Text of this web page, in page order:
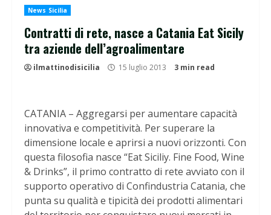
News Sicilia
Contratti di rete, nasce a Catania Eat Sicily
tra aziende dell’agroalimentare
ilmattinodisicilia 15 luglio 2013 3 min read
CATANIA – Aggregarsi per aumentare capacità
innovativa e competitività. Per superare la
dimensione locale e aprirsi a nuovi orizzonti. Con
questa filosofia nasce “Eat Siciliy. Fine Food, Wine
& Drinks”, il primo contratto di rete avviato con il
supporto operativo di Confindustria Catania, che
punta su qualità e tipicità dei prodotti alimentari